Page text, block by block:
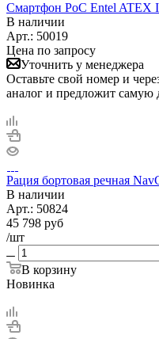
Смартфон PoC Entel ATEX
В наличии
Арт.: 50019
Цена по запросу
Уточнить у менеджера
Оставьте свой номер и
аналог и предложит самую
Рация бортовая речная
В наличии
Арт.: 50824
45 798 руб
/шт
В корзину
Новинка